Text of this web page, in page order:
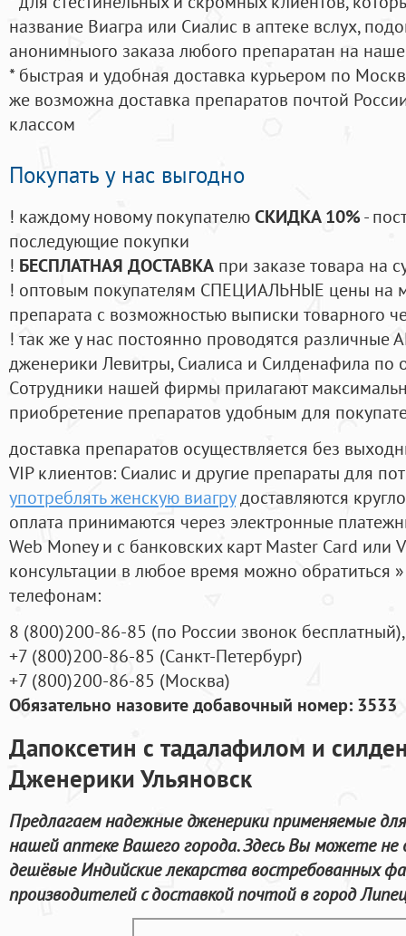
название Виагра или Сиалис в аптеке вслух,
анонимныого заказа любого препаратан на
* быстрая и удобная доставка курьером по
же возможна доставка препаратов почтой
классом
Покупать у нас выгодно
! каждому новому покупателюСКИДКА 10%-
последующие покупки
! БЕСПЛАТНАЯ ДОСТАВКА при заказе товара на
! оптовым покупателям СПЕЦИАЛЬНЫЕ цены на
препарата с возможностью выписки товарного
! так же у нас постоянно проводятся
дженерики Левитры, Сиалиса и Силденафила по
Cотрудники нашей фирмы прилагают
приобретение препаратов удобным для
доставка препаратов осуществляется без
VIP клиентов: Сиалис и другие препараты для
употреблять женскую виагрудоставляются
оплата принимаются через электронные
Web Money и с банковских карт Master Card или
консультации в любое время можно обратиться
телефонам:
8 (800)200-86-85 (по России звонок бесплатный),
+7 (800)200-86-85 (Санкт-Петербург)
+7 (800)200-86-85 (Москва)
Обязательно назовите добавочный номер: 3533
Дапоксетин с тадалафилом и
Дженерики Ульяновск
Предлагаем надежные дженерики применяемые
нашей аптеке Вашего города. Здесь Вы можете не
дешёвые Индийские лекарства востребованных
производителей с доставкой почтой в город